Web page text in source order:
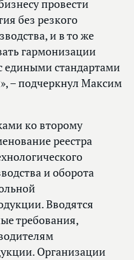
провести
без резкого
и в то же
гармонизации
едиными стандартами
– подчеркнул Максим
ко второму
реестра
и оборота
Вводятся
требования,
Организации